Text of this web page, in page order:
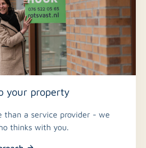
your property
than a service provider - we
thinks with you.